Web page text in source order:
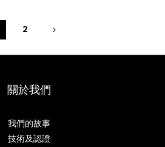
2
關於我們
我們的故事
技術及認證